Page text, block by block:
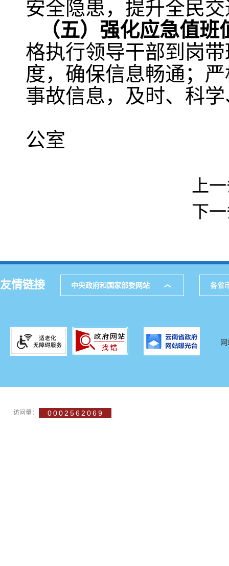
安全隐患，提升全民
（五）强化应急值班
格执行领导干部到岗
度，确保信息畅通；
事故信息，及时、科
公室
上
下
友情链接 中央政府和国家部委网站 各省
访问量： 0002562069